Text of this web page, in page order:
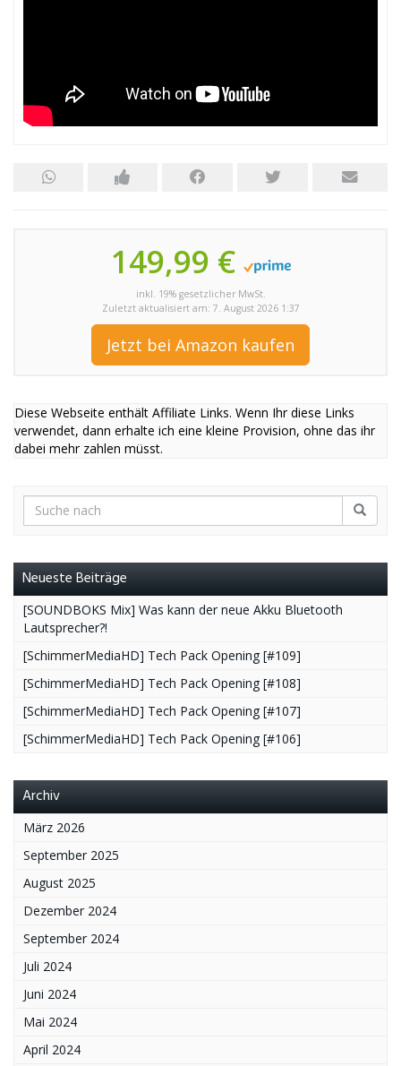
149,99 €
inkl. 19% gesetzlicher MwSt.
Zuletzt aktualisiert am: 7. August 2026 1:37
Jetzt bei Amazon kaufen
Diese Webseite enthält Affiliate Links. Wenn Ihr diese Links
verwendet, dann erhalte ich eine kleine Provision, ohne das ihr
dabei mehr zahlen müsst.
Neueste Beiträge
[SOUNDBOKS Mix] Was kann der neue Akku Bluetooth
Lautsprecher?!
[SchimmerMediaHD] Tech Pack Opening [#109]
[SchimmerMediaHD] Tech Pack Opening [#108]
[SchimmerMediaHD] Tech Pack Opening [#107]
[SchimmerMediaHD] Tech Pack Opening [#106]
Archiv
März 2026
September 2025
August 2025
Dezember 2024
September 2024
Juli 2024
Juni 2024
Mai 2024
April 2024